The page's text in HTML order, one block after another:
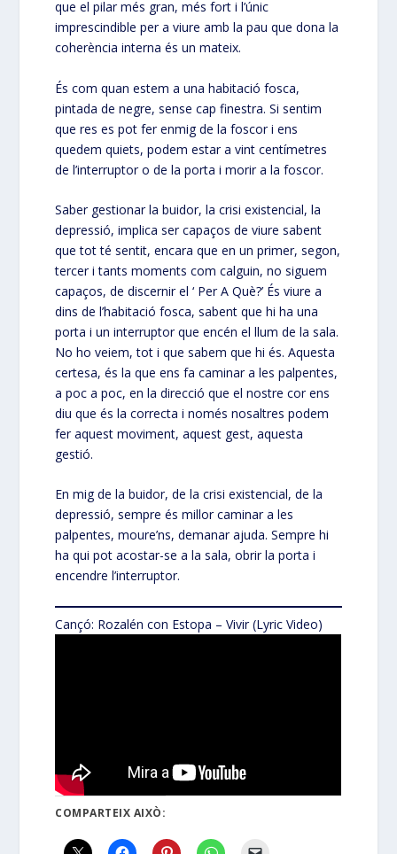
que el pilar més gran, més fort i l’únic
imprescindible per a viure amb la pau que dona la
coherència interna és un mateix.
És com quan estem a una habitació fosca,
pintada de negre, sense cap finestra. Si sentim
que res es pot fer enmig de la foscor i ens
quedem quiets, podem estar a vint centímetres
de l’interruptor o de la porta i morir a la foscor.
Saber gestionar la buidor, la crisi existencial, la
depressió, implica ser capaços de viure sabent
que tot té sentit, encara que en un primer, segon,
tercer i tants moments com calguin, no siguem
capaços, de discernir el ‘ Per A Què?’ És viure a
dins de l’habitació fosca, sabent que hi ha una
porta i un interruptor que encén el llum de la sala.
No ho veiem, tot i que sabem que hi és. Aquesta
certesa, és la que ens fa caminar a les palpentes,
a poc a poc, en la direcció que el nostre cor ens
diu que és la correcta i només nosaltres podem
fer aquest moviment, aquest gest, aquesta
gestió.
En mig de la buidor, de la crisi existencial, de la
depressió, sempre és millor caminar a les
palpentes, moure’ns, demanar ajuda. Sempre hi
ha qui pot acostar-se a la sala, obrir la porta i
encendre l’interruptor.
Cançó: Rozalén con Estopa – Vivir (Lyric Video)
COMPARTEIX AIXÒ: